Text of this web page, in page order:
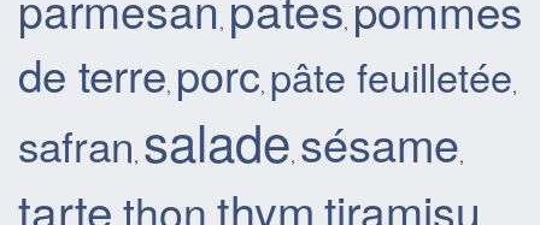
, ,
de terre, porc, pâte feuilletée,
safran, salade, sésame,
tartethonthymtiramisu